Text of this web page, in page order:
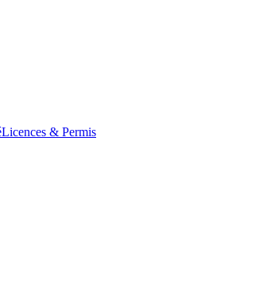
Licences & Permis